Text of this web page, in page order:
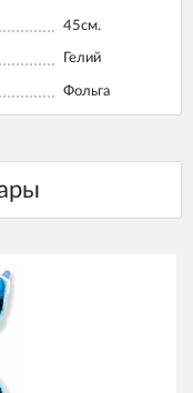
45см.
Гелий
Фольга